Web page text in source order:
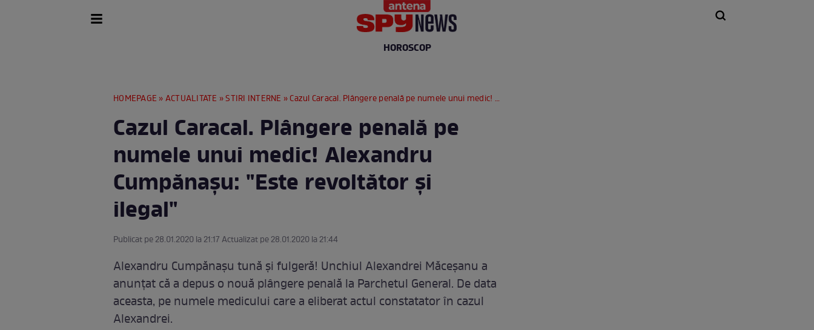
HOROSCOP
HOMEPAGE »ACTUALITATE »STIRI INTERNE » Cazul Caracal. Plângere penală pe numele unui medic! Alexandru Cumpănaşu: "Este revoltător şi ilegal"
Cazul Caracal. Plângere penală pe
numele unui medic! Alexandru
Cumpănaşu: "Este revoltător şi
ilegal"
Publicat pe 28.01.2020 la 21:17 Actualizat pe 28.01.2020 la 21:44
Alexandru Cumpănaşu tună şi fulgeră! Unchiul Alexandrei Măceşanu a
anunţat că a depus o nouă plângere penală la Parchetul General. De data
aceasta, pe numele medicului care a eliberat actul constatator în cazul
Alexandrei.